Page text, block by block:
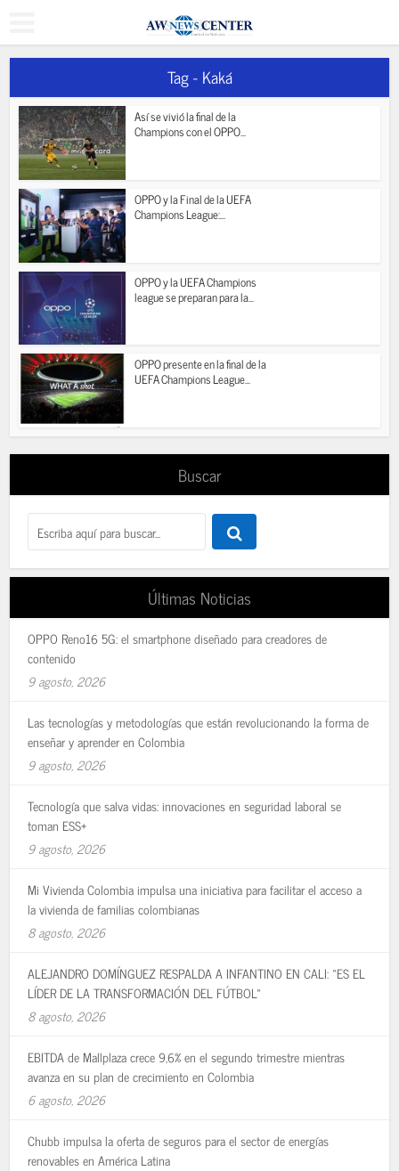
Tag - Kaká
Así se vivió la final de la
Champions con el OPPO...
OPPO y la Final de la UEFA
Champions League:...
OPPO y la UEFA Champions
league se preparan para la...
OPPO presente en la final de la
UEFA Champions League...
Buscar
Últimas Noticias
OPPO Reno16 5G: el smartphone diseñado para creadores de
contenido
9 agosto, 2026
Las tecnologías y metodologías que están revolucionando la forma de
enseñar y aprender en Colombia
9 agosto, 2026
Tecnología que salva vidas: innovaciones en seguridad laboral se
toman ESS+
9 agosto, 2026
Mi Vivienda Colombia impulsa una iniciativa para facilitar el acceso a
la vivienda de familias colombianas
8 agosto, 2026
ALEJANDRO DOMÍNGUEZ RESPALDA A INFANTINO EN CALI: «ES EL
LÍDER DE LA TRANSFORMACIÓN DEL FÚTBOL»
8 agosto, 2026
EBITDA de Mallplaza crece 9,6% en el segundo trimestre mientras
avanza en su plan de crecimiento en Colombia
6 agosto, 2026
Chubb impulsa la oferta de seguros para el sector de energías
renovables en América Latina